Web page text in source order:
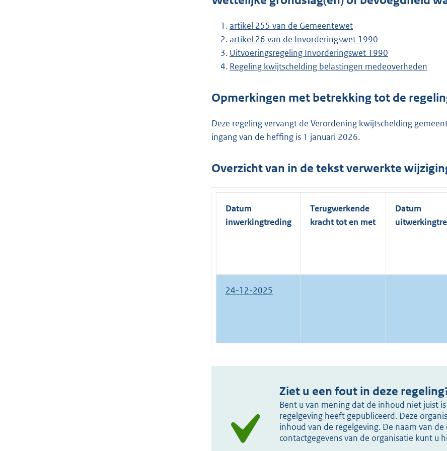
artikel 255 van de Gemeentewet
artikel 26 van de Invorderingswet 1990
Uitvoeringsregeling Invorderingswet 1990
Regeling kwijtschelding belastingen medeoverheden
Opmerkingen met betrekking tot de
Deze regeling vervangt de Verordening kwijtschelding
ingang van de heffing is 1 januari 2026.
Overzicht van in de tekst verwerkte
Datum
inwerkingtreding
Terugwerkende
kracht tot en met
Datum
24-12-2025
Ziet u een fout in deze
Bent u van mening dat de inhoud niet juist
regelgeving heeft gepubliceerd. Deze
inhoud van de regelgeving. De naam van
contactgegevens van de organisatie kunt u